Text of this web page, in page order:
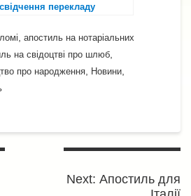
перекладу
апостиль на нотаріальних
на свідоцтві про шлюб
про народження Новини
Next: Next
Апостиль для